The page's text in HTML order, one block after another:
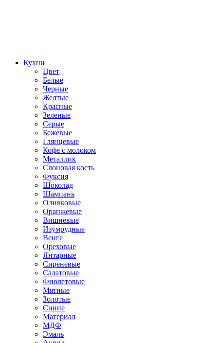
Кухни
Цвет
Белые
Черные
Желтые
Красные
Зеленые
Серые
Бежевые
Глянцевые
Кофе с молоком
Металлик
Слоновая кость
Фуксия
Шоколад
Шампань
Оливковые
Оранжевые
Вишневые
Изумрудные
Венге
Ореховые
Янтарные
Сиреневые
Салатовые
Фиолетовые
Мятные
Золотые
Синие
Материал
МДФ
Эмаль